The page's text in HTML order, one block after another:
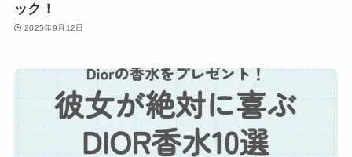
ック！
2025年9月12日